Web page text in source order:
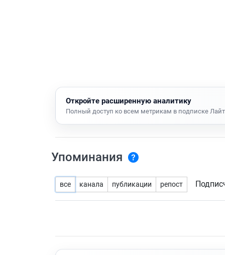
Откройте расширенную аналитику
Полный доступ ко всем метрикам в подписке Лайт
Упоминания
все канала публикации репост